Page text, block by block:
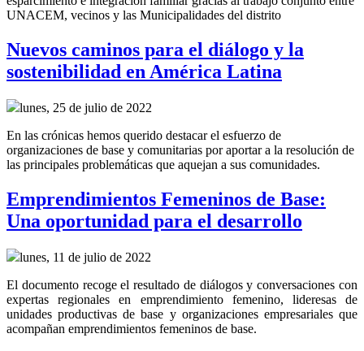
UNACEM, vecinos y las Municipalidades del distrito
Nuevos caminos para el diálogo y la
sostenibilidad en América Latina
lunes, 25 de julio de 2022
En las crónicas hemos querido destacar el esfuerzo de
organizaciones de base y comunitarias por aportar a la resolución de
las principales problemáticas que aquejan a sus comunidades.
Emprendimientos Femeninos de Base:
Una oportunidad para el desarrollo
lunes, 11 de julio de 2022
El documento recoge el resultado de diálogos y conversaciones con
expertas regionales en emprendimiento femenino, lideresas de
unidades productivas de base y organizaciones empresariales que
acompañan emprendimientos femeninos de base.